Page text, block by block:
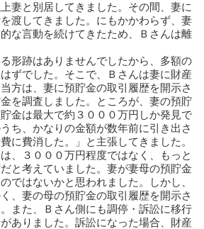
妻と別居してきました。その間、妻に
渡してきました。にもかかわらず、妻
な言動を続けてきたため、Ｂさんは離
跡はありませんでしたから、多額の
ずでした。そこで、Ｂさんは妻に財産
方は、妻に預貯金の取引履歴を開示さ
を調査しました。ところが、妻の預貯
金は最大で約３０００万円しか発見で
ち、かなりの金額が数年前に引き出さ
に費消した。」と主張してきました。
、３０００万円程度ではなく、もっと
と考えていました。妻が妻母の預貯金
ではないかと思われました。しかし、
、妻の母の預貯金の取引履歴を開示さ
また、Ｂさん側にも調停・訴訟に移行
ありました。訴訟になった場合、財産